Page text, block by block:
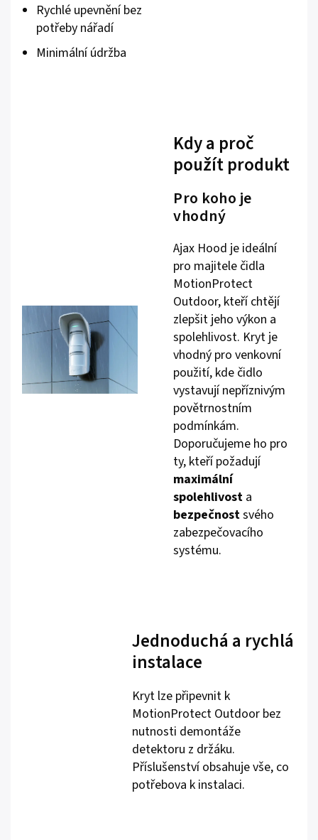
Rychlé upevnění bez
potřeby nářadí
Minimální údržba
Kdy a proč
použít produkt
Pro koho je
vhodný
Ajax Hood je ideální
pro majitele čidla
MotionProtect
Outdoor, kteří chtějí
zlepšit jeho výkon a
spolehlivost. Kryt je
vhodný pro venkovní
použití, kde čidlo
vystavují nepříznivým
povětrnostním
podmínkám.
Doporučujeme ho pro
ty, kteří požadují
maximální
spolehlivost a
bezpečnostsvého
zabezpečovacího
systému.
Jednoduchá a rychlá
instalace
Kryt lze připevnit k
MotionProtect Outdoor bez
nutnosti demontáže
detektoru z držáku.
Příslušenství obsahuje vše, co
potřebova k instalaci.